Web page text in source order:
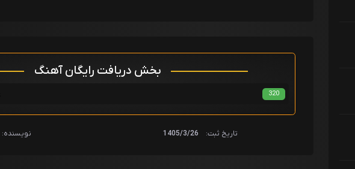
بخش دریافت رایگان آهنگ
320
تاریخ ثبت: 1405/3/26 نویسنده: